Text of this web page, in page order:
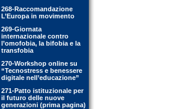
268-Raccomandazione
L’Europa in movimento
269-Giornata
internazionale contro
l’omofobia, la bifobia e la
transfobia
270-Workshop online su
“Tecnostress e benessere
digitale nell’educazione”
271-Patto istituzionale per
il futuro delle nuove
generazioni (prima pagina)